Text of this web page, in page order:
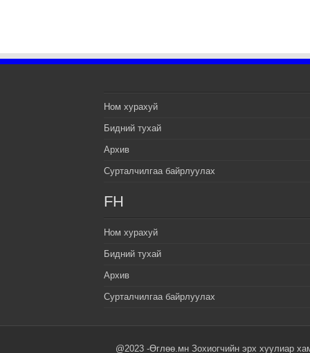
Ном хурахуй
Бидний тухай
Архив
Сурталчилгаа байрлуулах
FH
Ном хурахуй
Бидний тухай
Архив
Сурталчилгаа байрлуулах
@2023 -Өглөө.мн Зохиогчийн эрх хуулиар